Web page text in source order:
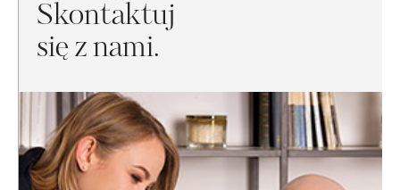
Skontaktuj
się z nami.